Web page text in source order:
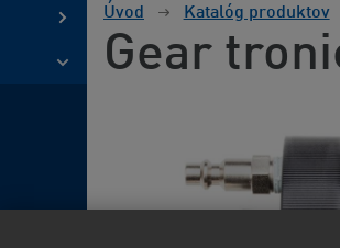
Úvod Katalóg produktov
Gear